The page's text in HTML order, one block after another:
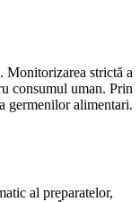
Monitorizarea strictă a
consumul uman. Prin
germenilor alimentari.
al preparatelor,